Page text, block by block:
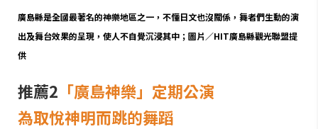
廣島縣是全國最著名的神樂地區之一，不懂日文也沒關係，舞者們生動的演
出及舞台效果的呈現，使人不自覺沉浸其中；圖片／HIT廣島縣觀光聯盟提
供
推薦2 「廣島神樂」定期公演
為取悅神明而跳的舞蹈